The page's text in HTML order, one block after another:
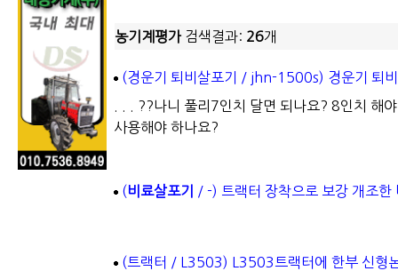
농기계평가검색결과: 26개
(경운기 퇴비살포기 / jhn-1500s) 경운기 퇴
. . . ??나니 풀리7인치 달면 되나요? 8인치 해
사용해야 하나요?
(비료살포기 / -) 트랙터 장착으로 보강 개조한
(트랙터 / L3503) L3503트랙터에 한부 신형